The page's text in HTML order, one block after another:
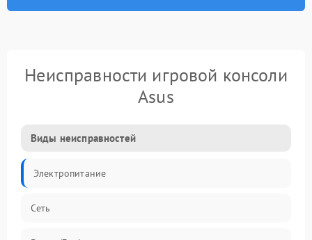
Неисправности игровой консоли
Asus
Виды неисправностей
Электропитание
Сеть